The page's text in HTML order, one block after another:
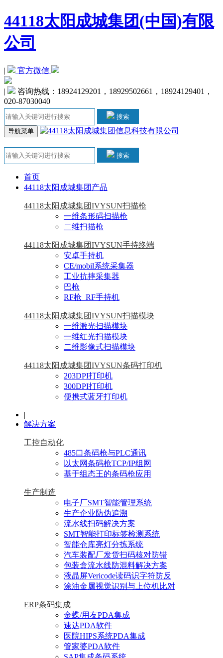
44118太阳成城集团(中国)有限
公司
| 官方微信
|
 咨询热线：18924129201，18929502661，18924129401，
020-87030040
搜索
导航菜单
搜索
首页
44118太阳成城集团产品
44118太阳成城集团IVYSUN扫描枪
一维条形码扫描枪
二维扫描枪
44118太阳成城集团IVYSUN手持终端
安卓手持机
CE/mobil系统采集器
工业抗摔采集器
巴枪
RF枪_RF手持机
44118太阳成城集团IVYSUN扫描模块
一维激光扫描模块
一维红光扫描模块
二维影像式扫描模块
44118太阳成城集团IVYSUN条码打印机
203DPI打印机
300DPI打印机
便携式蓝牙打印机
|
解决方案
工控自动化
485口条码枪与PLC通讯
以太网条码枪TCP/IP组网
基于组态王的条码枪应用
生产制造
电子厂SMT智能管理系统
生产企业防伪追溯
流水线扫码解决方案
SMT智能打印标签检测系统
智能仓库亮灯分拣系统
汽车装配厂发货扫码核对防错
包装盒流水线防混料解决方案
液晶屏Vericode读码识字符防反
涂油金属视觉识别与上位机比对
ERP条码集成
金蝶/用友PDA集成
速达PDA软件
医院HIPS系统PDA集成
管家婆PDA软件